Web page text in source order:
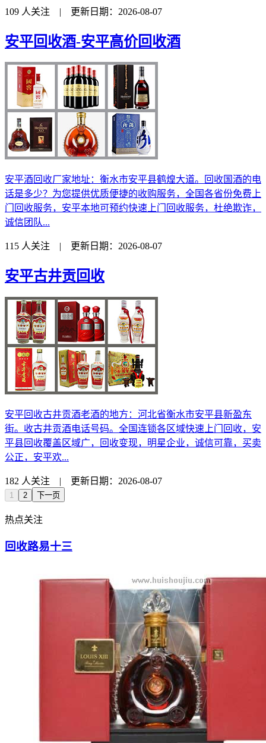
109 人关注 | 更新日期：2026-08-07
安平回收酒-安平高价回收酒
安平酒回收厂家地址：衡水市安平县鹤煌大道。回收国酒的电
话是多少？为您提供优质便捷的收购服务，全国各省份免费上
门回收服务，安平本地可预约快速上门回收服务，杜绝欺诈，
诚信团队...
115 人关注 | 更新日期：2026-08-07
安平古井贡回收
安平回收古井贡酒老酒的地方：河北省衡水市安平县新盈东
街。收古井贡酒电话号码。全国连锁各区域快速上门回收，安
平县回收覆盖区域广，回收变现，明星企业，诚信可靠，买卖
公正，安平欢...
182 人关注 | 更新日期：2026-08-07
1 2 下一页
热点关注
回收路易十三